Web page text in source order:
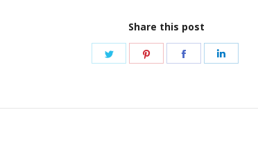
Share this post
Share
Share
Share